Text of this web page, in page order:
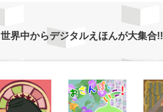
世界中からデジタルえほんが大集合!!